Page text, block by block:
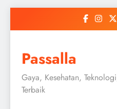
Passalla
Gaya, Kesehatan,
Terbaik